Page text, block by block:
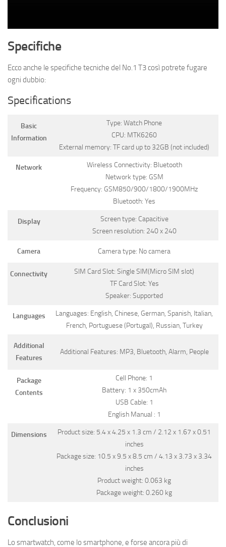
Specifiche
Ecco anche le specifiche tecniche del No.1 T3 così potrete fugare
ogni dubbio:
Specifications
Basic
Information
Type: Watch Phone
CPU: MTK6260
External memory: TF card up to 32GB (not included)
Network
Wireless Connectivity: Bluetooth
Network type: GSM
Frequency: GSM850/900/1800/1900MHz
Bluetooth: Yes
Display
Screen type: Capacitive
Screen resolution: 240 x 240
Camera Camera type: No camera
Connectivity
SIM Card Slot: Single SIM(Micro SIM slot)
TF Card Slot: Yes
Speaker: Supported
Languages
Languages: English, Chinese, German, Spanish, Italian,
French, Portuguese (Portugal), Russian, Turkey
Additional
Features
Additional Features: MP3, Bluetooth, Alarm, People
Package
Contents
Cell Phone: 1
Battery: 1 x 350cmAh
USB Cable: 1
English Manual : 1
Dimensions
Product size: 5.4 x 4.25 x 1.3 cm / 2.12 x 1.67 x 0.51
inches
Package size: 10.5 x 9.5 x 8.5 cm / 4.13 x 3.73 x 3.34
inches
Product weight: 0.063 kg
Package weight: 0.260 kg
Conclusioni
Lo smartwatch, come lo smartphone, e forse ancora più di